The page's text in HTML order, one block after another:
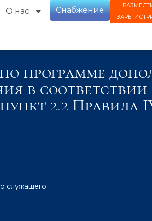
О нас Снабжение
программе
в
2.2 Правила
служащего